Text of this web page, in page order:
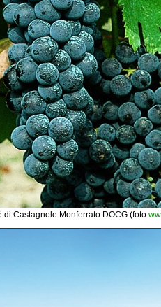
di Castagnole Monferrato DOCG (foto